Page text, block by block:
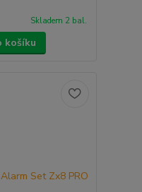
Skladem 2 bal.
košíku